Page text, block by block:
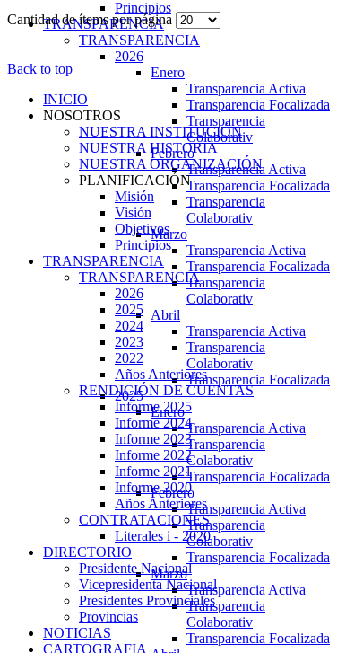
Principios
TRANSPARENCIA
TRANSPARENCIA
2026
Enero
Transparencia Activa
Transparencia Focalizada
Transparencia
Colaborativ
Febrero
Transparencia Activa
Transparencia Focalizada
Transparencia
Colaborativ
Marzo
Transparencia Activa
Transparencia Focalizada
Transparencia
Colaborativ
Abril
Transparencia Activa
Transparencia
Colaborativ
Transparencia Focalizada
2025
Enero
Transparencia Activa
Transparencia
Colaborativ
Transparencia Focalizada
Febrero
Transparencia Activa
Transparencia
Colaborativ
Transparencia Focalizada
Marzo
Transparencia Activa
Transparencia
Colaborativ
Transparencia Focalizada
Cantidad de ítems por página
Back to top
INICIO
NOSOTROS
NUESTRA INSTITUCIÓN
NUESTRA HISTORIA
NUESTRA ORGANIZACIÓN
PLANIFICACIÓN
Misión
Visión
Objetivos
Principios
TRANSPARENCIA
TRANSPARENCIA
2026
2025
2024
2023
2022
Años Anteriores
RENDICIÓN DE CUENTAS
Informe 2025
Informe 2024
Informe 2023
Informe 2022
Informe 2021
Informe 2020
Años Anteriores
CONTRATACIONES
Literales i - 2020
DIRECTORIO
Presidente Nacional
Vicepresidenta Nacional
Presidentes Provinciales
Provincias
NOTICIAS
CARTOGRAFIA